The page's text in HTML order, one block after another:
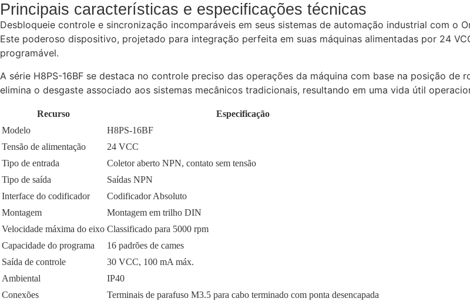
Principais características e especificações técnicas
Desbloqueie controle e sincronização incomparáveis em seus sistemas de automação industrial com o
Este poderoso dispositivo, projetado para integração perfeita em suas máquinas alimentadas por 24
programável.
A série H8PS-16BF se destaca no controle preciso das operações da máquina com base na posição
elimina o desgaste associado aos sistemas mecânicos tradicionais, resultando em uma vida útil
Recurso
Especificação
Modelo
H8PS-16BF
Tensão de alimentação
24 VCC
Tipo de entrada
Coletor aberto NPN, contato sem tensão
Tipo de saída
Saídas NPN
Interface do codificador
Codificador Absoluto
Montagem
Montagem em trilho DIN
Velocidade máxima do eixo Classificado para 5000 rpm
Capacidade do programa
16 padrões de cames
Saída de controle
30 VCC, 100 mA máx.
Ambiental
IP40
Conexões
Terminais de parafuso M3.5 para cabo terminado com ponta desencapada